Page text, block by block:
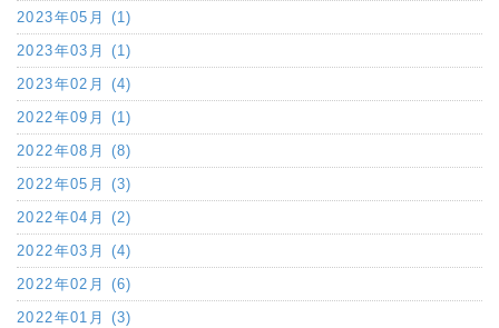
2023年05月 (1)
2023年03月 (1)
2023年02月 (4)
2022年09月 (1)
2022年08月 (8)
2022年05月 (3)
2022年04月 (2)
2022年03月 (4)
2022年02月 (6)
2022年01月 (3)